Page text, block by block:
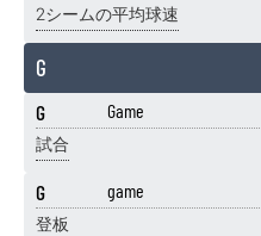
2シームの平均球速
G
G Game
試合
G game
登板